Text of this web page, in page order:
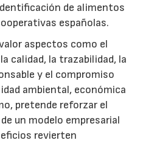
de alimentos
españolas.
aspectos como el
calidad, la trazabilidad, la
y el compromiso
ambiental, económica
pretende reforzar el
un modelo empresarial
revierten